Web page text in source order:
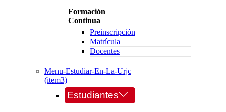
Formación
Continua
Preinscripción
Matrícula
Docentes
Menu-Estudiar-En-La-Urjc
(item3)
Estudiantes